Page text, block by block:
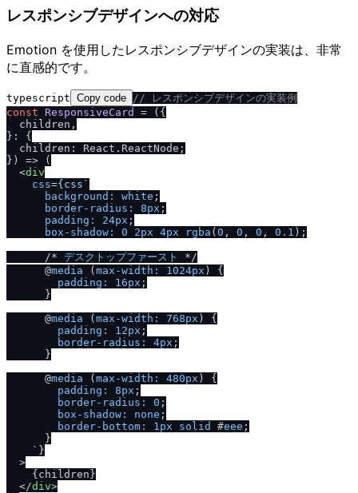
レスポンシブデザインへの対応
Emotion を使用したレスポンシブデザインの実装は、非常
に直感的です。
typescript Copy code / / レスポンシブデザインの実装例
const
ResponsiveCard = ( {
  children,
}: {
  children: React.ReactNode;
} ) => (
<div
css={css `
background:
white ;
border-radius:
8px ;
padding:
24px ;
box-shadow:
0 2px 4px rgba (0 , 0 , 0 , 0.1 );
      /*
デスクトップファースト
*/
      @
media (max-width: 1024px ) {
padding:
16px ;
      }
      @
media (max-width: 768px ) {
padding:
12px ;
border-radius:
4px ;
      }
      @
media (max-width: 480px ) {
padding:
8px ;
border-radius:
0 ;
box-shadow:
none ;
border-bottom:
1px solid #eee ;
      }
    `}
  >
    {children}
</div>